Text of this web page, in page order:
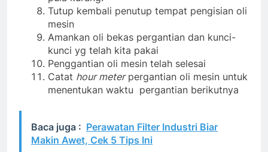
Tutup kembali penutup tempat pengisian oli
mesin
Amankan oli bekas pergantian dan kunci-
kunci yg telah kita pakai
Penggantian oli mesin telah selesai
Catat hour meterpergantian oli mesin untuk
menentukan waktu pergantian berikutnya
Baca juga : Perawatan Filter Industri Biar
Makin Awet, Cek 5 Tips Ini